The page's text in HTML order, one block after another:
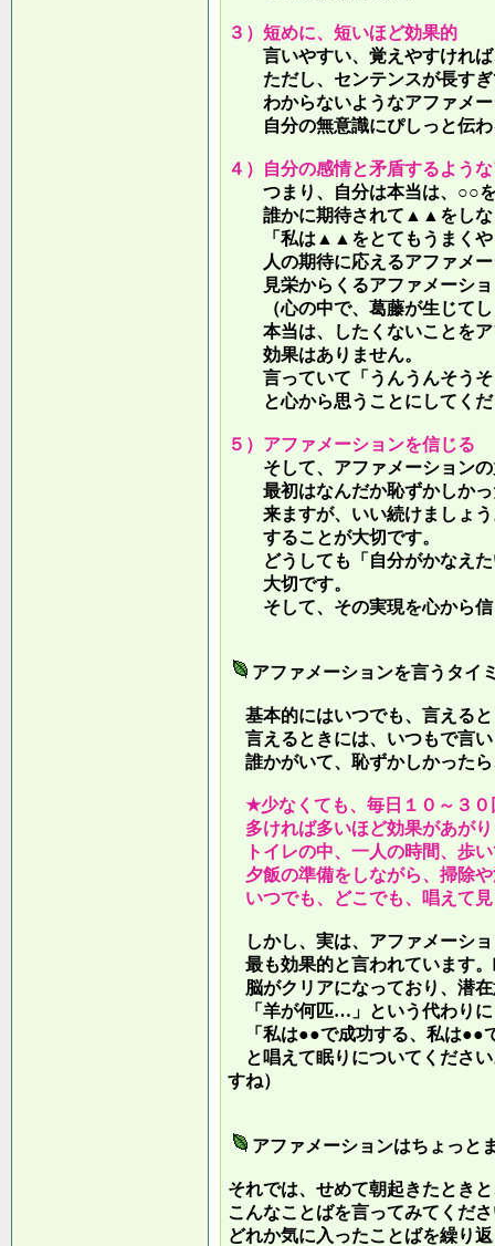
３）短めに、短いほど効果的
言いやすい、覚えやすければ
ただし、センテンスが長すぎ
わからないようなアファメー
自分の無意識にぴしっと伝わ
４）自分の感情と矛盾するよう
つまり、自分は本当は、○○を
誰かに期待されて▲▲をしな
「私は▲▲をとてもうまくや
人の期待に応えるアファメ
見栄からくるアファメーショ
（心の中で、葛藤が生じてし
本当は、したくないことをア
効果はありません。
言っていて 「うんうんそう
と心から思うことにしてくだ
５）アファメーションを信じる
そして、アファメーションの
最初はなんだか恥ずかしかっ
来ますが、いい続けましょう
することが大切です。
どうしても「自分がかなえた
大切です。
そして、その実現を心から信
アファメーションを言うタイ
基本的にはいつでも、言える
言えるときには、いつもで言
誰かがいて、恥ずかしかった
★少なくても、毎日１０～３０
多ければ多いほど効果があが
トイレの中、一人の時間、歩
夕飯の準備をしながら、掃除
いつでも、どこでも、唱えて
しかし、実は、アファメーシ
最も効果的と言われています
脳がクリアになっており、潜
「羊が何匹…」という代わりに
「私は●●で成功する、私は●●
と唱えて眠りについてくださ
すね）
アファメーションはちょっと
それでは、せめて朝起きたとき
こんなことばを言ってみてくだ
どれか気に入ったことばを繰り